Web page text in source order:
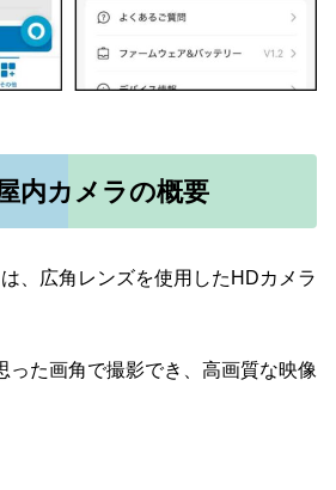
内カメラの概要
、広角レンズを使用したHDカメラ
った画角で撮影でき、高画質な映像